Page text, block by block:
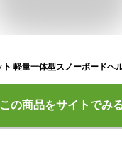
この商品をサイトでみ